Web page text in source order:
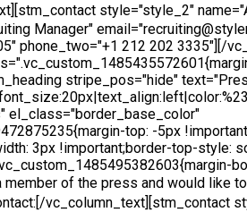
style="style_2"
Manager"
phone_two="+1 212 202 3335"][/
stripe_pos="hide"
el_class="border_base_color"
top: -5px
3px !important;border-top-style:
member of the press and would like
[/vc_column_text][stm_contact